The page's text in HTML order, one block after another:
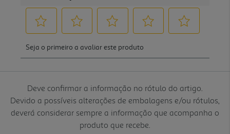
Deve confirmar a informação no rótulo do artigo.
Devido a possíveis alterações de embalagens e/ou rótulos,
deverá considerar sempre a informação que acompanha o
produto que recebe.